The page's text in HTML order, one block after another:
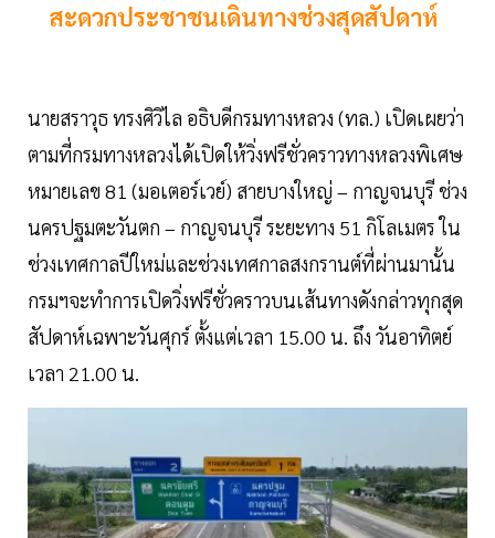
สะดวกประชาชนเดินทางช่วงสุดสัปดาห์
นายสราวุธ ทรงศิวิไล อธิบดีกรมทางหลวง (ทล.) เปิดเผยว่า
ตามที่กรมทางหลวงได้เปิดให้วิ่งฟรีชั่วคราวทางหลวงพิเศษ
หมายเลข 81 (มอเตอร์เวย์) สายบางใหญ่ – กาญจนบุรี ช่วง
นครปฐมตะวันตก – กาญจนบุรี ระยะทาง 51 กิโลเมตร ใน
ช่วงเทศกาลปีใหม่และช่วงเทศกาลสงกรานต์ที่ผ่านมานั้น
กรมฯจะทำการเปิดวิ่งฟรีชั่วคราวบนเส้นทางดังกล่าวทุกสุด
สัปดาห์เฉพาะวันศุกร์ ตั้งแต่เวลา 15.00 น. ถึง วันอาทิตย์
เวลา 21.00 น.